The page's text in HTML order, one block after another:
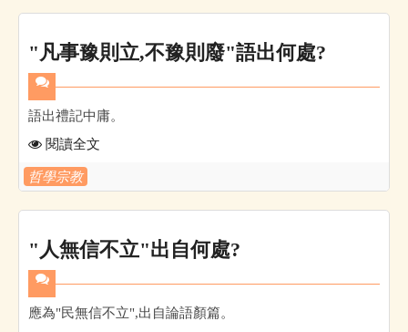
"凡事豫則立,不豫則廢"語出何處?
語出禮記中庸。
閱讀全文
哲學宗教
"人無信不立"出自何處?
應為"民無信不立",出自論語顏篇。